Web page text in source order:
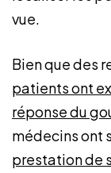
vue.
Bien que des
patients ont
réponsedu
médecins ont
prestation de